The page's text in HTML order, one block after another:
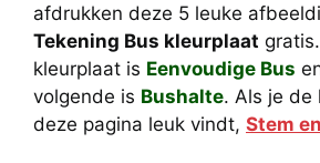
afdrukken deze 5 leuke
Tekening Bus kleurplaat
kleurplaat is Eenvoudige Bus
volgende is Bushalte. Als je de
deze pagina leuk vindt, Stem